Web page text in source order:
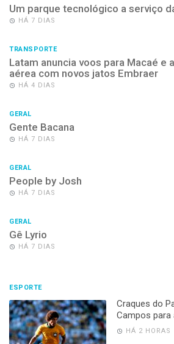
Um parque tecnológico a serviço
HÁ 7 DIAS
TRANSPORTE
Latam anuncia voos para Macaé e
aérea com novos jatos Embraer
HÁ 4 DIAS
GERAL
Gente Bacana
HÁ 7 DIAS
GERAL
People by Josh
HÁ 7 DIAS
GERAL
Gê Lyrio
HÁ 7 DIAS
ESPORTE
Craques do
Campos para
HÁ 2 HORAS